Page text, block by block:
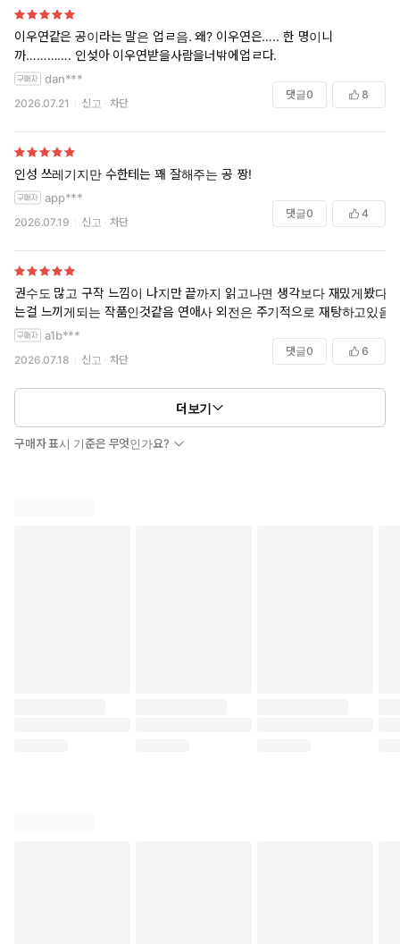
이우연같은 공이라는 말은 업ㄹ음. 왜? 이우연은….. 한 명이니
까…………. 인섲아 이우연받을사람을너밖에업ㄹ다.
dan***
2026.07.21 신고 차단
댓글0 8
인성 쓰레기지만 수한테는 꽤 잘해주는 공 짱!
app***
2026.07.19 신고 차단
댓글0 4
권수도 많고 구작 느낌이 나지만 끝까지 읽고나면 생각보다 재밌게봤다
는걸 느끼게되는 작품인것같음 연애사 외전은 주기적으로 재탕하고있음
a1b***
2026.07.18 신고 차단
댓글0 6
더보기
구매자 표시 기준은 무엇인가요?